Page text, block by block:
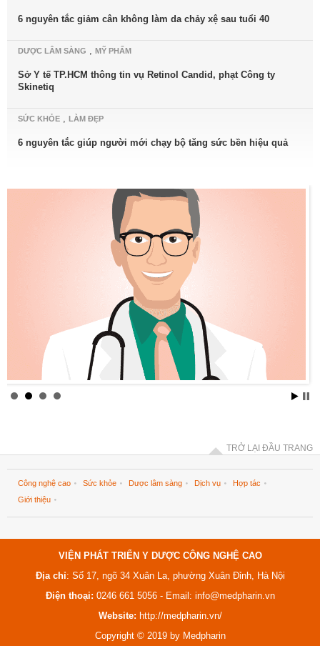
6 nguyên tắc giảm cân không làm da chảy xệ sau tuổi 40
DƯỢC LÂM SÀNG MỸ PHẨM
Sở Y tế TP.HCM thông tin vụ Retinol Candid, phạt Công ty
Skinetiq
SỨC KHỎE LÀM ĐẸP
6 nguyên tắc giúp người mới chạy bộ tăng sức bền hiệu quả
TRỞ LẠI ĐẦU TRANG
Công nghệ cao Sức khỏe Dược lâm sàng Dịch vụ
Hợp tác
Giới thiệu
VIỆN PHÁT TRIỂN Y DƯỢC CÔNG NGHỆ CAO
Địa chỉ: Số 17, ngõ 34 Xuân La, phường Xuân Đỉnh, Hà Nội
Điện thoại: 0246 661 5056 - Email: info@medpharin.vn
Website: http://medpharin.vn/
Copyright © 2019 by Medpharin